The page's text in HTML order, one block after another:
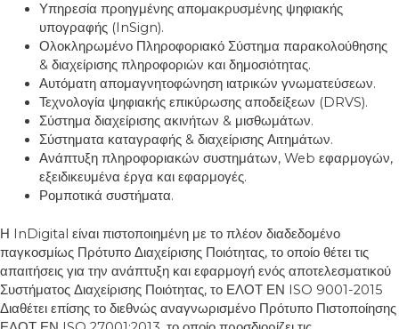
Υπηρεσία προηγμένης απομακρυσμένης ψηφιακής
υπογραφής (InSign).
Ολοκληρωμένο Πληροφοριακό Σύστημα παρακολούθησης
& διαχείρισης πληροφοριών και δημοσιότητας.
Αυτόματη απομαγνητοφώνηση ιατρικών γνωματεύσεων.
Τεχνολογία ψηφιακής επικύρωσης αποδείξεων (DRVS).
Σύστημα διαχείρισης ακινήτων & μισθωμάτων.
Σύστηματα καταγραφής & διαχείρισης Αιτημάτων.
Ανάπτυξη πληροφοριακών συστημάτων, Web εφαρμογών,
εξειδικευμένα έργα και εφαρμογές.
Ρομποτικά συστήματα.
Η InDigital είναι πιστοποιημένη με το πλέον διαδεδομένο
παγκοσμίως Πρότυπο Διαχείρισης Ποιότητας, το οποίο θέτει τις
απαιτήσεις για την ανάπτυξη και εφαρμογή ενός αποτελεσματικού
Συστήματος Διαχείρισης Ποιότητας, το ΕΛΟΤ ΕΝ ISO 9001-2015
Διαθέτει επίσης το διεθνώς αναγνωρισμένο Πρότυπο Πιστοποίησης